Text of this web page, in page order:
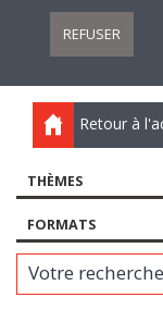
REFUSER
Retour à
THÈMES
FORMATS
Votre recherche